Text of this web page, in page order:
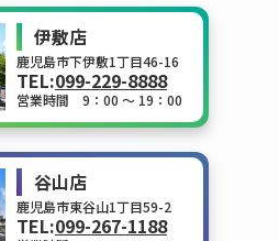
伊敷店
鹿児島市下伊敷1丁目46-16
TEL:099-229-8888
営業時間 9：00 ～ 19：00
谷山店
鹿児島市東谷山1丁目59-2
TEL:099-267-1188